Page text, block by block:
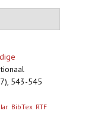
543-545
BibTex RTF